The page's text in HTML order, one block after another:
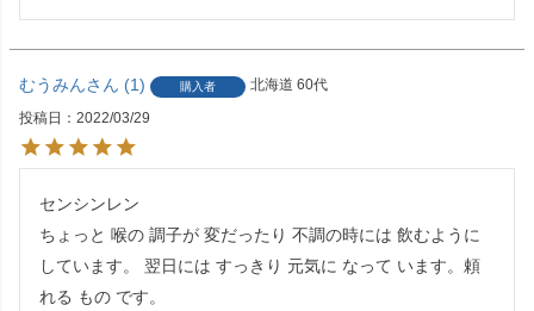
むうみん 1 購入者 北海道 60代
投稿日
2022/03/29
センシンレン
ちょっと 喉の 調子が 変だったり 不調の時には 飲むように
しています。 翌日には すっきり 元気に なって います。頼